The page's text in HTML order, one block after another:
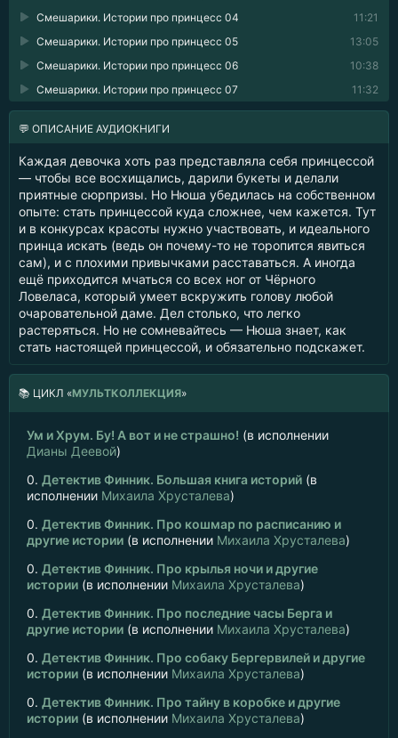
11:21
Смешарики. Истории про принцесс 04
13:05
Смешарики. Истории про принцесс 05
10:38
Смешарики. Истории про принцесс 06
11:32
Смешарики. Истории про принцесс 07
💬 ОПИСАНИЕ АУДИОКНИГИ
Каждая девочка хоть раз представляла себя принцессой
— чтобы все восхищались, дарили букеты и делали
приятные сюрпризы. Но Нюша убедилась на собственном
опыте: стать принцессой куда сложнее, чем кажется. Тут
и в конкурсах красоты нужно участвовать, и идеального
принца искать (ведь он почему-то не торопится явиться
сам), и с плохими привычками расставаться. А иногда
ещё приходится мчаться со всех ног от Чёрного
Ловеласа, который умеет вскружить голову любой
очаровательной даме. Дел столько, что легко
растеряться. Но не сомневайтесь — Нюша знает, как
стать настоящей принцессой, и обязательно подскажет.
📚 ЦИКЛ «МУЛЬТКОЛЛЕКЦИЯ»
Ум и Хрум. Бу! А вот и не страшно! (в исполнении
Дианы Деевой)
0. Детектив Финник. Большая книга историй (в
исполнении Михаила Хрусталева)
0. Детектив Финник. Про кошмар по расписанию и
другие истории (в исполнении Михаила Хрусталева)
0. Детектив Финник. Про крылья ночи и другие
истории (в исполнении Михаила Хрусталева)
0. Детектив Финник. Про последние часы Берга и
другие истории (в исполнении Михаила Хрусталева)
0. Детектив Финник. Про собаку Бергервилей и другие
истории (в исполнении Михаила Хрусталева)
0. Детектив Финник. Про тайну в коробке и другие
истории (в исполнении Михаила Хрусталева)